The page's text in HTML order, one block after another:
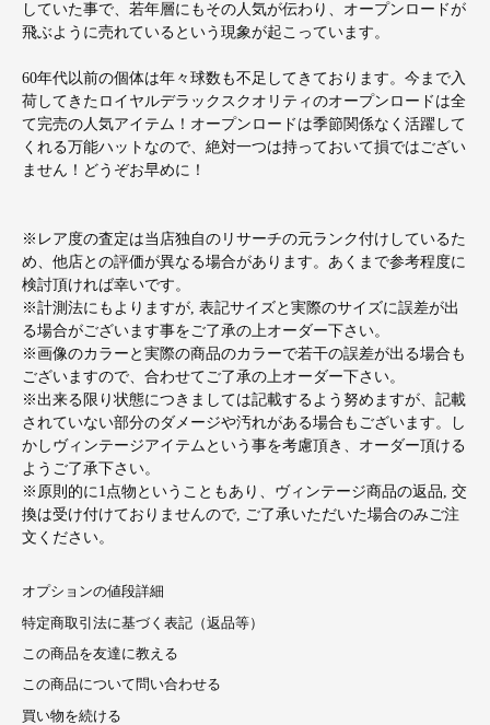
していた事で、若年層にもその人気が伝わり、オープンロードが
飛ぶように売れているという現象が起こっています。
60年代以前の個体は年々球数も不足してきております。今まで入
荷してきたロイヤルデラックスクオリティのオープンロードは全
て完売の人気アイテム！オープンロードは季節関係なく活躍して
くれる万能ハットなので、絶対一つは持っておいて損ではござい
ません！どうぞお早めに！
※レア度の査定は当店独自のリサーチの元ランク付けしているた
め、他店との評価が異なる場合があります。あくまで参考程度に
検討頂ければ幸いです。
※計測法にもよりますが, 表記サイズと実際のサイズに誤差が出
る場合がございます事をご了承の上オーダー下さい。
※画像のカラーと実際の商品のカラーで若干の誤差が出る場合も
ございますので、合わせてご了承の上オーダー下さい。
※出来る限り状態につきましては記載するよう努めますが、記載
されていない部分のダメージや汚れがある場合もございます。し
かしヴィンテージアイテムという事を考慮頂き、オーダー頂ける
ようご了承下さい。
※原則的に1点物ということもあり、ヴィンテージ商品の返品, 交
換は受け付けておりませんので, ご了承いただいた場合のみご注
文ください。
オプションの値段詳細
特定商取引法に基づく表記（返品等）
この商品を友達に教える
この商品について問い合わせる
買い物を続ける